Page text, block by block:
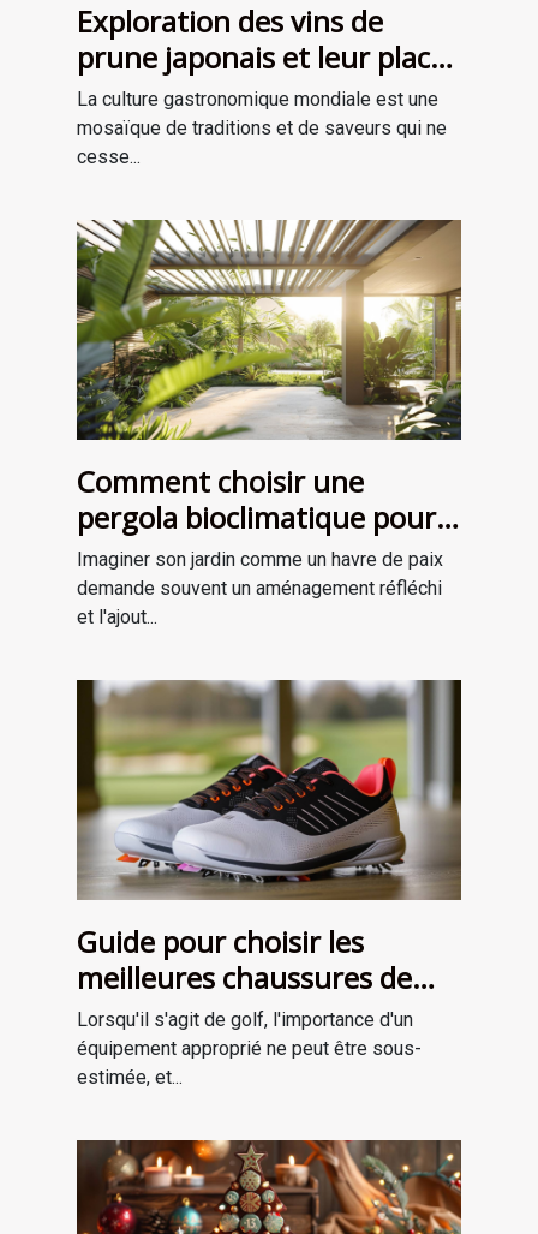
Exploration des vins de
prune japonais et leur place
dans la gastronomie
moderne
La culture gastronomique mondiale est une
mosaïque de traditions et de saveurs qui ne
cesse...
Comment choisir une
pergola bioclimatique pour
améliorer votre jardin
Imaginer son jardin comme un havre de paix
demande souvent un aménagement réfléchi
et l'ajout...
Guide pour choisir les
meilleures chaussures de
golf adaptées à votre style
de jeu
Lorsqu'il s'agit de golf, l'importance d'un
équipement approprié ne peut être sous-
estimée, et...